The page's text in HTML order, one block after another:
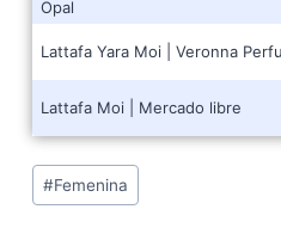
Opal
Lattafa Yara Moi | Veronna
Lattafa Moi | Mercado libre
Post
Tags:
#Femenina